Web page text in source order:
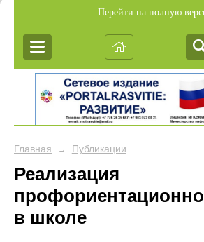
Перейти на полную
Главная → Публикации
Реализация
в школе